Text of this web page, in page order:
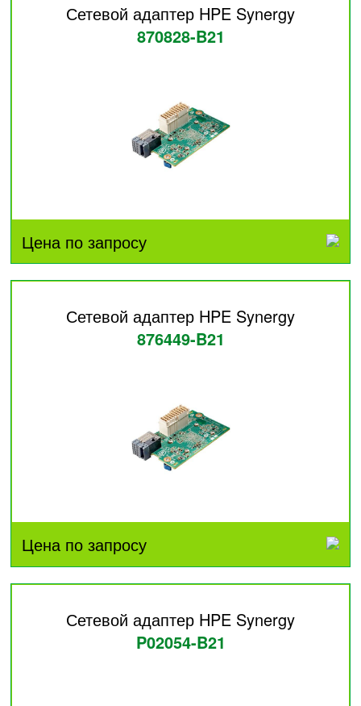
Сетевой адаптер HPE Synergy
870828-B21
Цена по запросу
Сетевой адаптер HPE Synergy
876449-B21
Цена по запросу
Сетевой адаптер HPE Synergy
P02054-B21